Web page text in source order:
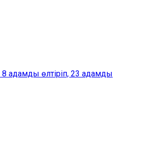
адамды өлтіріп, 23 адамды